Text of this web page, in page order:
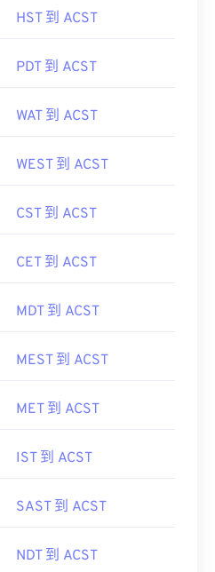
HST 到 ACST
PDT 到 ACST
WAT 到 ACST
WEST 到 ACST
CST 到 ACST
CET 到 ACST
MDT 到 ACST
MEST 到 ACST
MET 到 ACST
IST 到 ACST
SAST 到 ACST
NDT 到 ACST